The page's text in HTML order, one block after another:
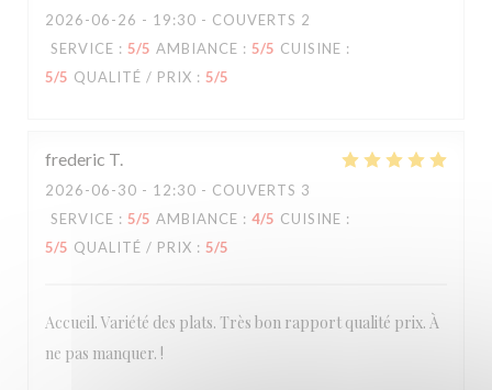
2026-06-26 - 19:30 - COUVERTS 2
SERVICE : 5/5 AMBIANCE : 5/5 CUISINE :
5/5 QUALITÉ / PRIX : 5/5
frederic T
2026-06-30 - 12:30 - COUVERTS 3
SERVICE : 5/5 AMBIANCE : 4/5 CUISINE :
5/5 QUALITÉ / PRIX : 5/5
Accueil. Variété des plats. Très bon rapport qualité prix. À
ne pas manquer. !